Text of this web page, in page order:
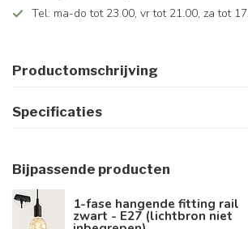
Tel: ma-do tot 23.00, vr tot 21.00, za tot
Productomschrijving
Specificaties
Bijpassende producten
1-fase hangende fitting rail
zwart - E27 (lichtbron niet